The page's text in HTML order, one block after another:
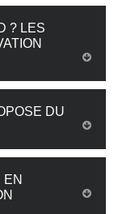
? LES
DU